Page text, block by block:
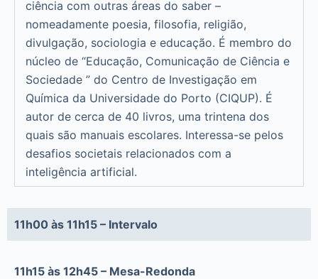
ciência com outras áreas do saber –
nomeadamente poesia, filosofia, religião,
divulgação, sociologia e educação. É membro do
núcleo de “Educação, Comunicação de Ciência e
Sociedade ” do Centro de Investigação em
Química da Universidade do Porto (CIQUP). É
autor de cerca de 40 livros, uma trintena dos
quais são manuais escolares. Interessa-se pelos
desafios societais relacionados com a
inteligência artificial.
11h00 às 11h15 – Intervalo
11h15 às 12h45 – Mesa-Redonda